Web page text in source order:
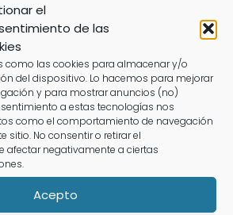
el
de las
como las cookies para almacenar y/o
del dispositivo. Lo hacemos para mejorar
y para mostrar anuncios (no)
a estas tecnologías nos
como el comportamiento de navegación
sitio. No consentir o retirar el
afectar negativamente a ciertas
Acepto
en
Bargas